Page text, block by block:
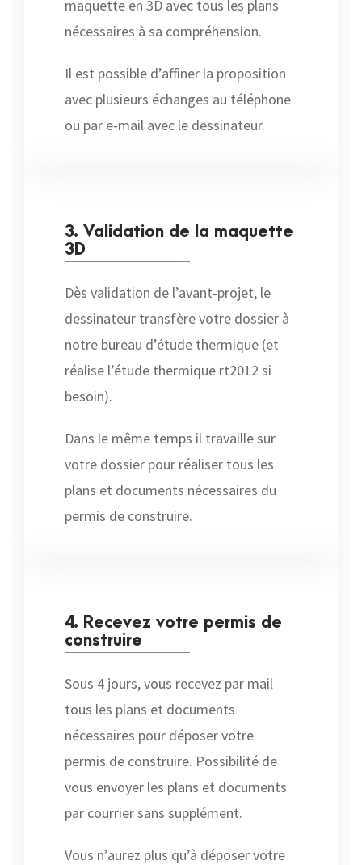
maquette en 3D avec tous les plans
nécessaires à sa compréhension.
Il est possible d’affiner la proposition
avec plusieurs échanges au téléphone
ou par e-mail avec le dessinateur.
3. Validation de la maquette
3D
Dès validation de l’avant-projet, le
dessinateur transfère votre dossier à
notre bureau d’étude thermique (et
réalise l’étude thermique rt2012 si
besoin).
Dans le même temps il travaille sur
votre dossier pour réaliser tous les
plans et documents nécessaires du
permis de construire.
4. Recevez votre permis de
construire
Sous 4 jours, vous recevez par mail
tous les plans et documents
nécessaires pour déposer votre
permis de construire. Possibilité de
vous envoyer les plans et documents
par courrier sans supplément.
Vous n’aurez plus qu’à déposer votre